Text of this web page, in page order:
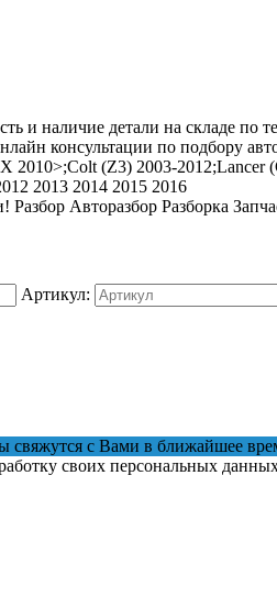
и наличие детали на складе по
консультации по подбору
2010>;Colt (Z3) 2003-
2013 2014 2015 2016
Авторазбор Разборка
Артикул:
с Вами в ближайшее
своих персональных